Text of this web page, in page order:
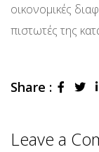
οικονομικές
πιστωτές της
Share :
Leave a